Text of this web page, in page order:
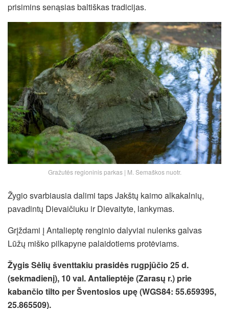
prisimins senąsias baltiškas tradicijas.
Gražutės regioninis parkas | M. Semaškos nuotr.
Žygio svarbiausia dalimi taps Jakštų kaimo alkakalnių,
pavadintų Dievaičiuku ir Dievaityte, lankymas.
Grįždami į Antalieptę renginio dalyviai nulenks galvas
Lūžų miško pilkapyne palaidotiems protėviams.
Žygis Sėlių šventtakiu prasidės rugpjūčio 25 d.
(sekmadienį), 10 val. Antalieptėje (Zarasų r.) prie
kabančio tilto per Šventosios upę (WGS84: 55.659395,
25.865509).